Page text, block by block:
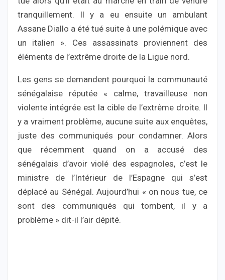
tranquillement. Il y a eu ensuite un ambulant
Assane Diallo a été tué suite à une polémique avec
un italien ». Ces assassinats proviennent des
éléments de l’extrême droite de la Ligue nord.
Les gens se demandent pourquoi la communauté
sénégalaise réputée « calme, travailleuse non
violente intégrée est la cible de l’extrême droite. ll
y a vraiment problème, aucune suite aux enquêtes,
juste des communiqués pour condamner. Alors
que récemment quand on a accusé des
sénégalais d’avoir violé des espagnoles, c’est le
ministre de l’Intérieur de l’Espagne qui s’est
déplacé au Sénégal. Aujourd’hui « on nous tue, ce
sont des communiqués qui tombent, il y a
problème » dit-il l’air dépité.